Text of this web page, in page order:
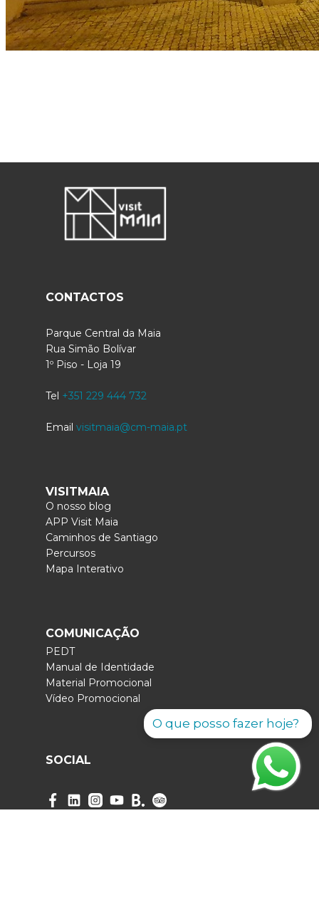
O que posso fazer hoje?
CONTACTOS
Parque Central da Maia
Rua Simão Bolívar
1º Piso - Loja 19
Tel +351 229 444 732
Email visitmaia@cm-maia.pt
VISITMAIA
O nosso blog
APP Visit Maia
Caminhos de Santiago
Percursos
Mapa Interativo
COMUNICAÇÃO
PEDT
Manual de Identidade
Material Promocional
Vídeo Promocional
SOCIAL